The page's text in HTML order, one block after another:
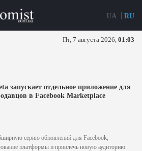
UA RU
Пт, 7 августа 2026, 01:03
запускает отдельное приложение для
в Facebook Marketplace
серию обновлений для Facebook,
платформы и привлечь новую аудиторию.